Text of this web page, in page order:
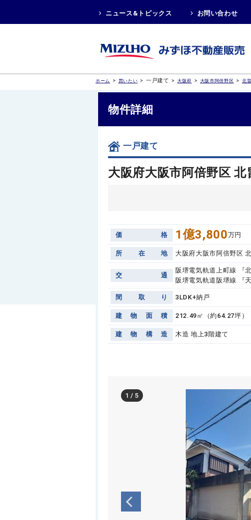
ニュース&トピックス お問い合わせ
ホーム > 買いたい > 一戸建て > 大阪府 > 大阪市阿倍野区 > 北畠
物件詳細
一戸建て
大阪府大阪市阿倍野区 北
価 格 1億3,800万円
所 在 地 大阪府大阪市阿倍野区
交 通
阪堺電気軌道上町線 『
阪堺電気軌道阪堺線 『
間 取 り 3LDK+納戸
建 物 面 積 212.49㎡（約64.27坪）
建 物 構 造 木造 地上3階建て
1 /5